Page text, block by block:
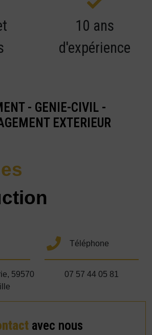
10 ans
d'expérience
- GENIE-CIVIL -
EXTERIEUR
59570
Téléphone
07 57 44 05 81
avec nous